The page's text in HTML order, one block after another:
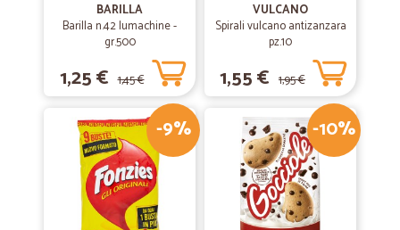
BARILLA
Barilla n.42 lumachine -
gr.500
1,25 € 1,45 €
VULCANO
Spirali vulcano antizanzara
pz.10
1,55 € 1,95 €
-9% -10%